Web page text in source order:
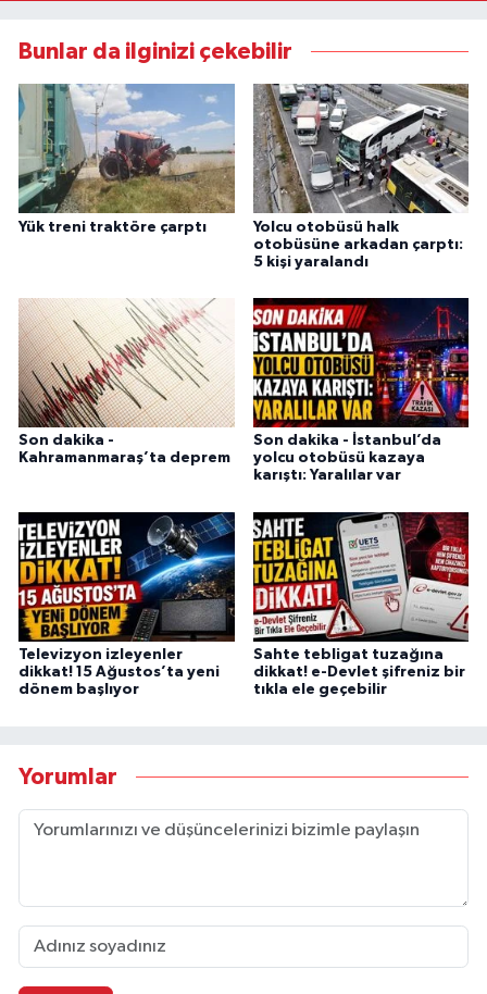
Bunlar da ilginizi çekebilir
Yük treni traktöre çarptı
Yolcu otobüsü halk
otobüsüne arkadan çarptı:
5 kişi yaralandı
Son dakika -
Kahramanmaraş’ta deprem
Son dakika - İstanbul’da
yolcu otobüsü kazaya
karıştı: Yaralılar var
Televizyon izleyenler
dikkat! 15 Ağustos’ta yeni
dönem başlıyor
Sahte tebligat tuzağına
dikkat! e-Devlet şifreniz bir
tıkla ele geçebilir
Yorumlar